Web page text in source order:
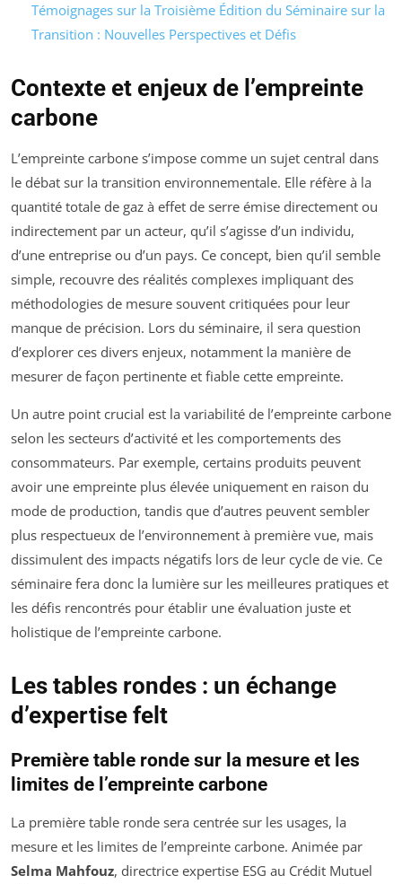
Témoignages sur la Troisième Édition du Séminaire sur la
Transition : Nouvelles Perspectives et Défis
Contexte et enjeux de l’empreinte
carbone
L’empreinte carbone s’impose comme un sujet central dans
le débat sur la transition environnementale. Elle réfère à la
quantité totale de gaz à effet de serre émise directement ou
indirectement par un acteur, qu’il s’agisse d’un individu,
d’une entreprise ou d’un pays. Ce concept, bien qu’il semble
simple, recouvre des réalités complexes impliquant des
méthodologies de mesure souvent critiquées pour leur
manque de précision. Lors du séminaire, il sera question
d’explorer ces divers enjeux, notamment la manière de
mesurer de façon pertinente et fiable cette empreinte.
Un autre point crucial est la variabilité de l’empreinte carbone
selon les secteurs d’activité et les comportements des
consommateurs. Par exemple, certains produits peuvent
avoir une empreinte plus élevée uniquement en raison du
mode de production, tandis que d’autres peuvent sembler
plus respectueux de l’environnement à première vue, mais
dissimulent des impacts négatifs lors de leur cycle de vie. Ce
séminaire fera donc la lumière sur les meilleures pratiques et
les défis rencontrés pour établir une évaluation juste et
holistique de l’empreinte carbone.
Les tables rondes : un échange
d’expertise felt
Première table ronde sur la mesure et les
limites de l’empreinte carbone
La première table ronde sera centrée sur les usages, la
mesure et les limites de l’empreinte carbone. Animée par
Selma Mahfouz, directrice expertise ESG au Crédit Mutuel